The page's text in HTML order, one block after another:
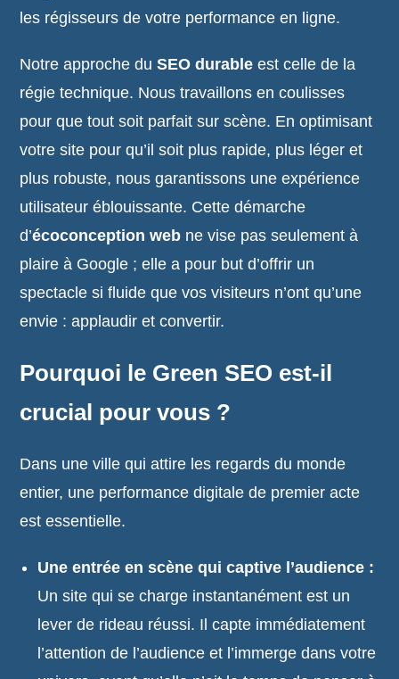
les régisseurs de votre performance en ligne.
Notre approche duSEO durable est celle de la
régie technique. Nous travaillons en coulisses
pour que tout soit parfait sur scène. En optimisant
votre site pour qu’il soit plus rapide, plus léger et
plus robuste, nous garantissons une expérience
utilisateur éblouissante. Cette démarche
d’écoconception web ne vise pas seulement à
plaire à Google ; elle a pour but d’offrir un
spectacle si fluide que vos visiteurs n’ont qu’une
envie : applaudir et convertir.
Pourquoi le Green SEO est-il
crucial pour vous ?
Dans une ville qui attire les regards du monde
entier, une performance digitale de premier acte
est essentielle.
Une entrée en scène qui captive l’audience :
Un site qui se charge instantanément est un
lever de rideau réussi. Il capte immédiatement
l’attention de l’audience et l’immerge dans votre